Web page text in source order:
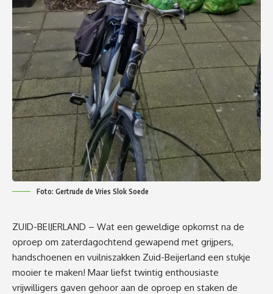
Foto: Gertrude de Vries Slok Soede
ZUID-BEIJERLAND – Wat een geweldige opkomst na de
oproep om zaterdagochtend gewapend met grijpers,
handschoenen en vuilniszakken Zuid-Beijerland een stukje
mooier te maken! Maar liefst twintig enthousiaste
vrijwilligers gaven gehoor aan de oproep en staken de